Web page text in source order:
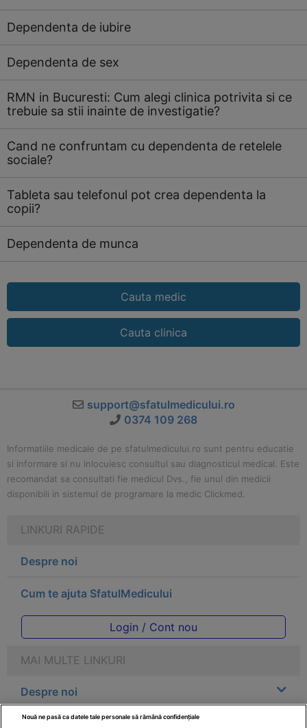
Dependenta de iubire
Dependenta de sex
RMN in Bucuresti: Cum alegi clinica potrivita si ce
trebuie sa stii inainte de investigatie?
Cand ne confruntam cu dependenta de retelele
sociale?
Tableta sau telefonul pot crea dependenta la
copii?
Dependenta de munca
Cauta medic
Cauta clinica
support@sfatulmedicului.ro
0374 109 268
Informatiile medicale de pe sfatulmedicului.ro sunt pentru educatie
si informare si nu inlocuiesc consultul sau diagnosticul medical. Este
recomandat sa consultati fie medicul Dvs., fie unul din medicii
disponibili in sistemul de programare la medic Clickmed.
LINKURI RAPIDE
Despre noi
Cum te ajuta SfatulMedicului
Login / Cont nou
MAI MULTE LINKURI
Despre noi
Legal
Nouă ne pasă ca datele tale personale să rămână confidențiale